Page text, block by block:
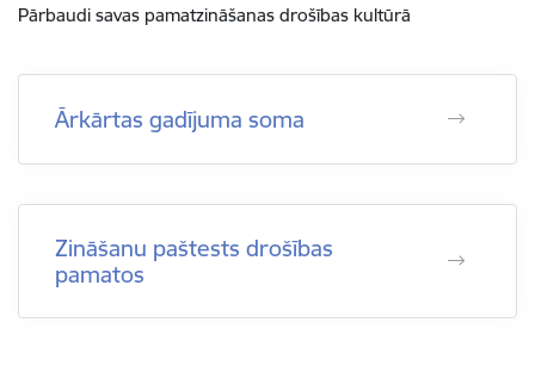
Pārbaudi savas pamatzināšanas drošības kultūrā
Ārkārtas gadījuma soma
Zināšanu paštests drošības
pamatos